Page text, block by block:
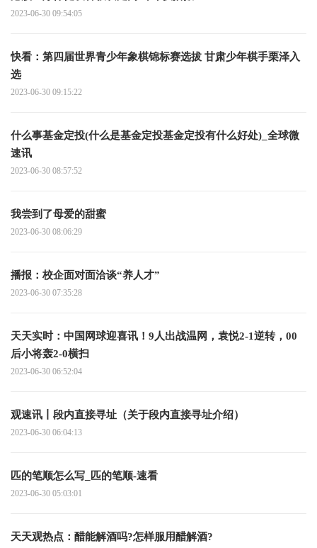
2023-06-30 09:54:05
快看：第四届世界青少年象棋锦标赛选拔 甘肃少年棋手栗泽入
选
2023-06-30 09:15:22
什么事基金定投(什么是基金定投基金定投有什么好处)_全球微
速讯
2023-06-30 08:57:52
我尝到了母爱的甜蜜
2023-06-30 08:06:29
播报：校企面对面洽谈“养人才”
2023-06-30 07:35:28
天天实时：中国网球迎喜讯！9人出战温网，袁悦2-1逆转，00
后小将轰2-0横扫
2023-06-30 06:52:04
观速讯丨段内直接寻址（关于段内直接寻址介绍）
2023-06-30 06:04:13
匹的笔顺怎么写_匹的笔顺-速看
2023-06-30 05:03:01
天天观热点：醋能解酒吗?怎样服用醋解酒?